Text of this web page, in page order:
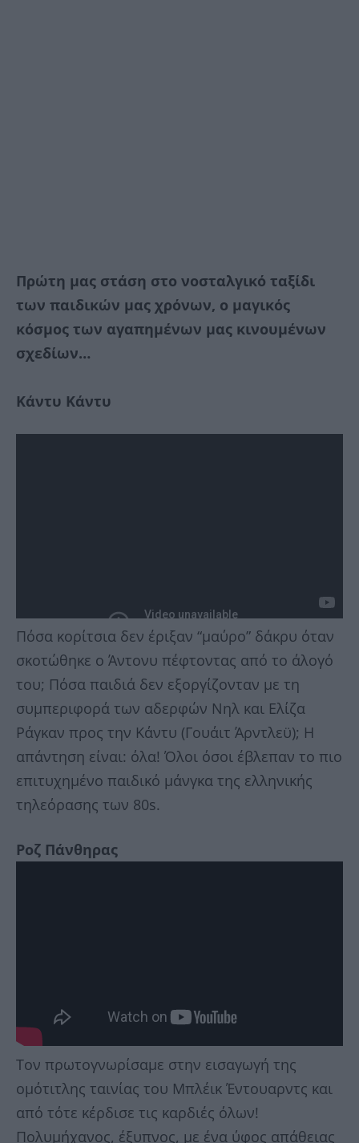
Πρώτη μας στάση στο νοσταλγικό ταξίδι
των παιδικών μας χρόνων, ο μαγικός
κόσμος των αγαπημένων μας κινουμένων
σχεδίων…
Κάντυ Κάντυ
Πόσα κορίτσια δεν έριξαν “μαύρο” δάκρυ όταν
σκοτώθηκε ο Άντονυ πέφτοντας από το άλογό
του; Πόσα παιδιά δεν εξοργίζονταν με τη
συμπεριφορά των αδερφών Νηλ και Ελίζα
Ράγκαν προς την Κάντυ (Γουάιτ Άρντλεϋ); Η
απάντηση είναι: όλα! Όλοι όσοι έβλεπαν το πιο
επιτυχημένο παιδικό μάνγκα της ελληνικής
τηλεόρασης των 80s.
Ροζ Πάνθηρας
Τον πρωτογνωρίσαμε στην εισαγωγή της
ομότιτλης ταινίας του Μπλέικ Έντουαρντς και
από τότε κέρδισε τις καρδιές όλων!
Πολυμήχανος, έξυπνος, με ένα ύφος απάθειας